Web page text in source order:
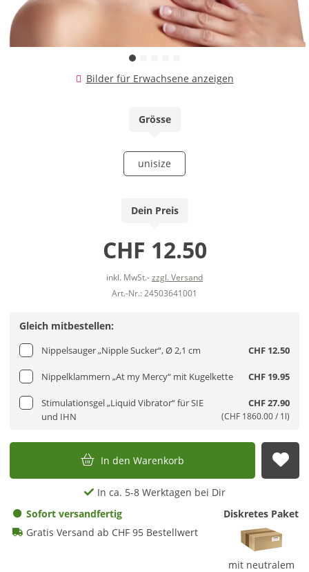
Bilder für Erwachsene anzeigen
Grösse
unisize
Dein Preis
CHF 12.50
inkl. MwSt.-zzgl. Versand
Art.-Nr.: 24503641001
Gleich mitbestellen:
Nippelsauger „Nipple Sucker“, Ø 2,1 cm CHF 12.50
Nippelklammern „At my Mercy“ mit Kugelkette CHF 19.95
Stimulationsgel „Liquid Vibrator“ für SIE
und IHN
CHF 27.90
(CHF 1860.00 / 1l)
In den Warenkorb
In ca. 5-8 Werktagen bei Dir
Sofort versandfertig
Gratis Versand ab CHF 95 Bestellwert
Diskretes Paket
mit neutralem